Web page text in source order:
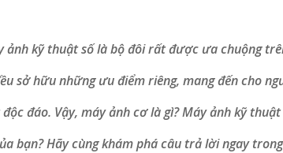
ảnh kỹ thuật số là bộ đôi rất được ưa chuộng
sở hữu những ưu điểm riêng, mang đến cho
đáo. Vậy, máy ảnh cơ là gì? Máy ảnh kỹ
bạn? Hãy cùng khám phá câu trả lời ngay